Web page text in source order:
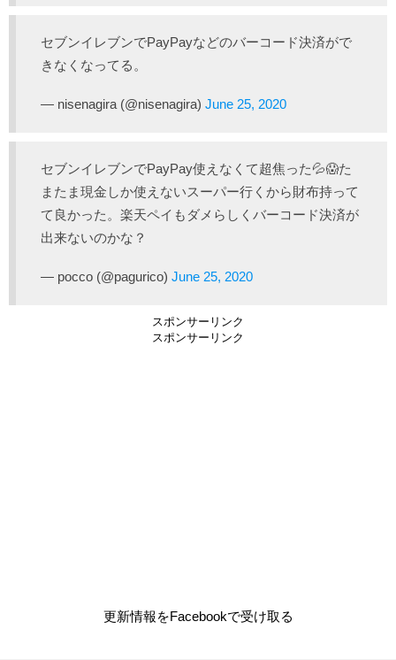
セブンイレブンでPayPayなどのバーコード決済がで
きなくなってる。
— nisenagira (@nisenagira) June 25, 2020
セブンイレブンでPayPay使えなくて超焦った💦😱た
またま現金しか使えないスーパー行くから財布持って
て良かった。楽天ペイもダメらしくバーコード決済が
出来ないのかな？
— pocco (@pagurico) June 25, 2020
スポンサーリンク
スポンサーリンク
更新情報をFacebookで受け取る